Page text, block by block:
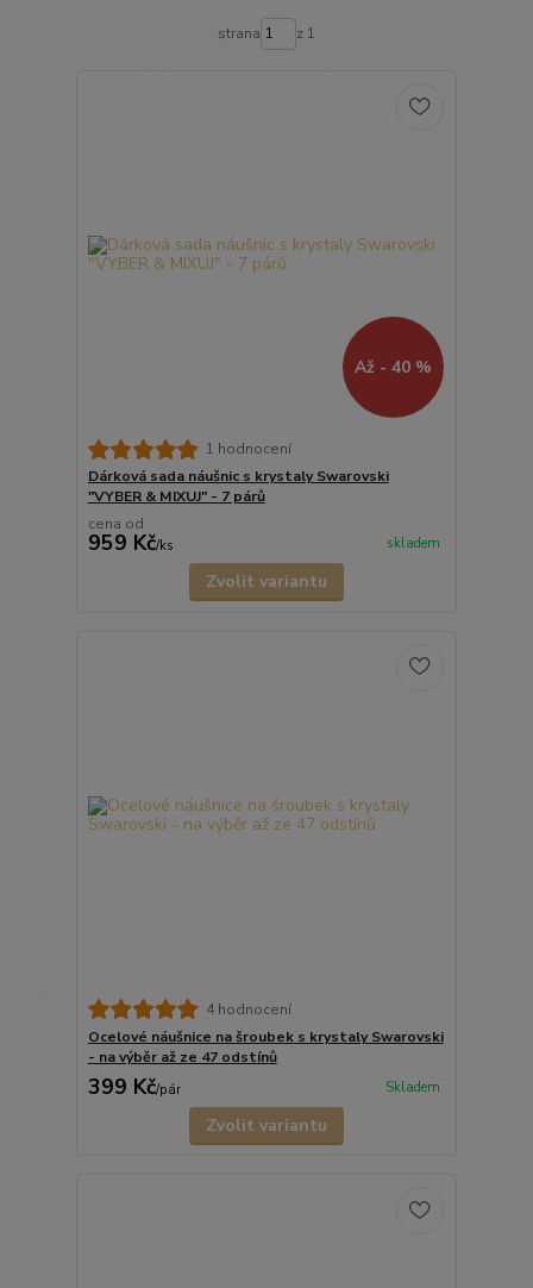
strana z 1
Až - 40 %
1 hodnocení
Dárková sada náušnic s krystaly Swarovski
"VYBER & MIXUJ" - 7 párů
cena od
959 Kč/ks skladem
Zvolit variantu
4 hodnocení
Ocelové náušnice na šroubek s krystaly Swarovski
- na výběr až ze 47 odstínů
399 Kč/pár Skladem
Zvolit variantu